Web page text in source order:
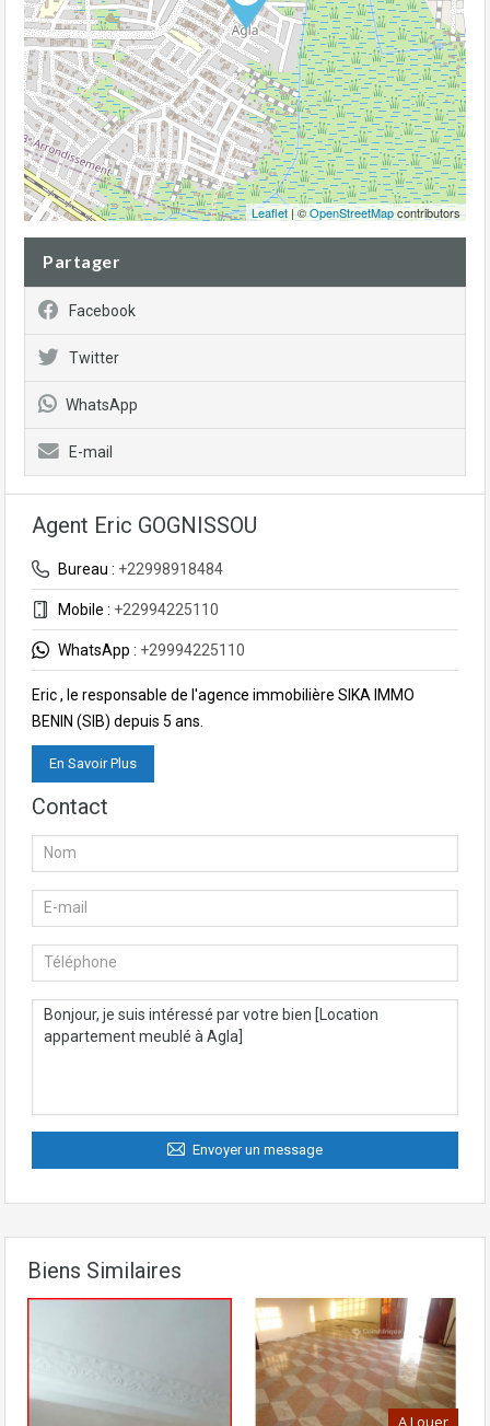
Leaflet | ©OpenStreetMapcontributors
Partager
Facebook
Twitter
WhatsApp
E-mail
Agent Eric GOGNISSOU
Bureau : +22998918484
Mobile : +22994225110
WhatsApp : +29994225110
Eric , le responsable de l'agence immobilière SIKA IMMO
BENIN (SIB) depuis 5 ans.
En Savoir Plus
Contact
Envoyer un message
Biens Similaires
A Louer